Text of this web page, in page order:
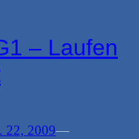
– Laufen
22, 2009—